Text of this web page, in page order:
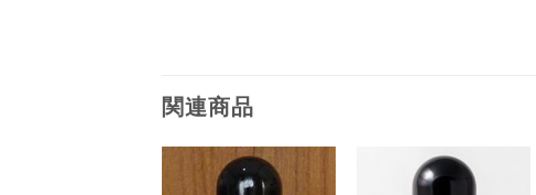
関連商品